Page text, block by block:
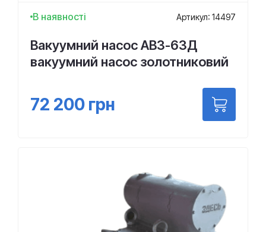
В наявності Артикул: 14497
Вакуумний насос АВЗ-63Д
вакуумний насос золотниковий
72 200 грн